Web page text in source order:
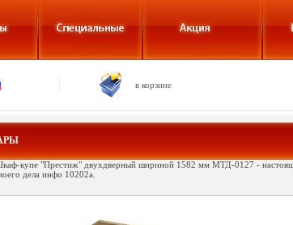
в корзине
купе "Престиж" двухдверный шириной 1582 мм МТД-0127 -
дела инфо 10202a.